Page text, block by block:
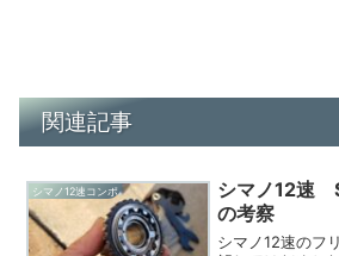
関連記事
シマノ12速コンポ
シマノ12速
の考察
シマノ12速のフ